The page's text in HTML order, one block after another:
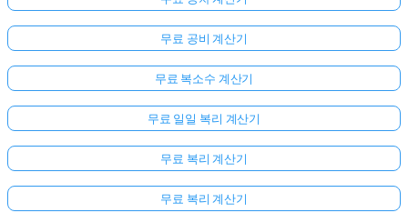
무료 공비 계산기
무료 복소수 계산기
무료 일일 복리 계산기
무료 복리 계산기
무료 복리 계산기